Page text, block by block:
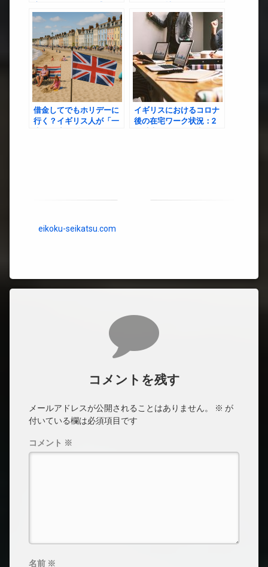
借金してでもホリデーに
行く？イギリス人が「一
イギリスにおけるコロナ
後の在宅ワーク状況：2
eikoku-seikatsu.com
コメントを残す
メールアドレスが公開されることはありません。 ※ が
付いている欄は必須項目です
コメント ※
名前 ※